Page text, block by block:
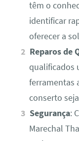
têm o
identificar
oferecer a
Reparos de
qualificados
ferramentas
conserto
Segurança:
Marechal